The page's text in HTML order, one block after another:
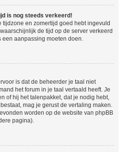
is nog steeds verkeerd!
tijdzone en zomertijd goed hebt ingevuld
de tijd op de server verkeerd
aanpassing moeten doen.
is dat de beheerder je taal niet
het forum in je taal vertaald heeft. Je
of hij het talenpakket, dat je nodig hebt,
mag je gerust de vertaling maken.
worden op de website van phpBB
pagina).